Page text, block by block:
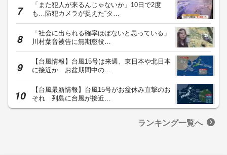
「また犯人が来るんじゃないか」10日で2度
も…防犯カメラが捉えた“タ…
「社会に出られる確率ほぼないと思っている」
川村葉音被告に無期懲役…
【台風情報】台風15号は来週、東日本や北日本
に接近か お盆期間中の…
【台風最新情報】台風15号がお盆休み直撃のお
それ 列島に台風が接近…
ランキング一覧へ